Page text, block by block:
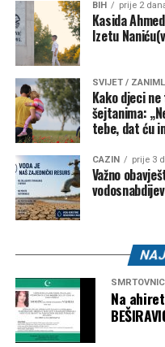
NK “Omladinac”
Bužim – 27.000 KM
NK “Vitez” –
FK “Bratstvo-
FK “Konjodor” –
FK “Bužim” –
OK “Bužim” –
ŽOK “Bužim” –
Bosanski
Udruženje
BIH prije 2
Kasida
Izetu
SVIJET /
Kako djeci
šejtanima:
tebe, dat ću
CAZIN prije 3
Važno
Na